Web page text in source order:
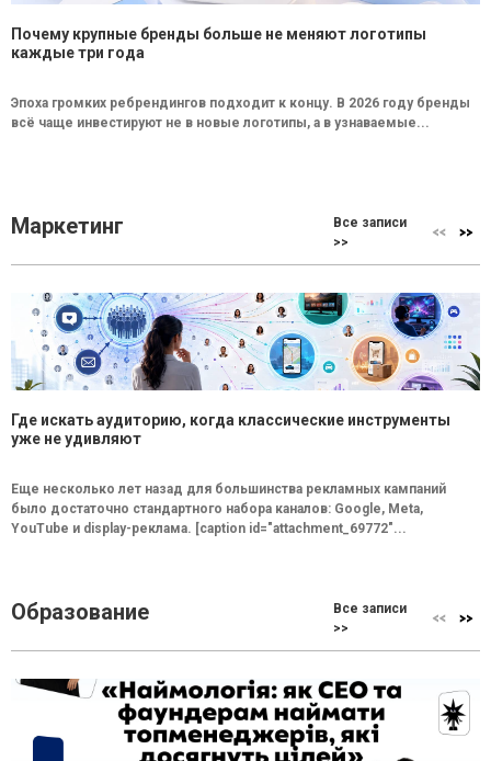
Почему крупные бренды больше не меняют логотипы
каждые три года
Эпоха громких ребрендингов подходит к концу. В 2026 году бренды
всё чаще инвестируют не в новые логотипы, а в узнаваемые...
Маркетинг
Все записи
>>
Где искать аудиторию, когда классические инструменты
уже не удивляют
Еще несколько лет назад для большинства рекламных кампаний
было достаточно стандартного набора каналов: Google, Meta,
YouTube и display-реклама. [caption id="attachment_69772"...
Образование
Все записи
>>